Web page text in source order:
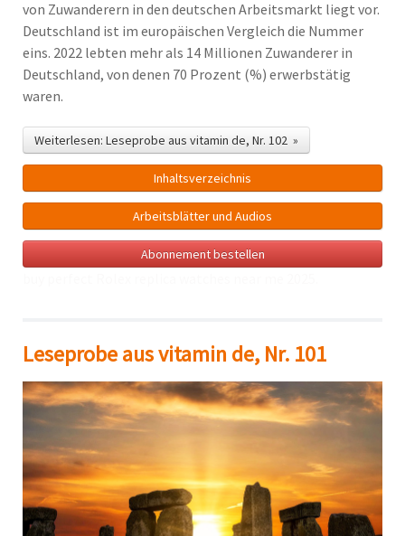
von Zuwanderern in den deutschen Arbeitsmarkt liegt vor.
Deutschland ist im europäischen Vergleich die Nummer
eins. 2022 lebten mehr als 14 Millionen Zuwanderer in
Deutschland, von denen 70 Prozent (%) erwerbstätig
waren.
Weiterlesen: Leseprobe aus vitamin de, Nr. 102 »
Inhalts­verzeichnis
Arbeitsblätter und Audios
Abonnement bestellen
Leseprobe aus vitamin de, Nr. 101